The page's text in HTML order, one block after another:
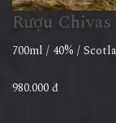
Rượu
700ml / 40% /
980.000 đ